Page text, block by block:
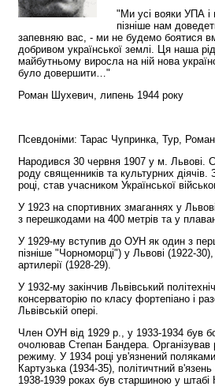
"Ми усі вояки УПА і
пізніше нам
запевняю вас, - ми не будемо боятися
добривом української землі. Ця наша
майбутньому виросла на ній нова
було довершити…"
Роман Шухевич, липень 1944 року
Псевдоніми: Тарас Чупринка, Тур,
Народився 30 червня 1907 у м. Львові.
роду священників та культурних
році, став учасником Української
У 1923 на спортивних змаганнях у
з перешкодами на 400 метрів та у
У 1929-му вступив до ОУН як один з
пізніше "Чорноморці") у Львові (1922-
артилерії (1928-29).
У 1932-му закінчив Львівський
консерваторію по класу фортепіано і
Львівській опері.
Член ОУН від 1929 р., у 1933-1934 був
очолював Степан Бандера. Організував
режиму. У 1934 році ув'язнений
Картузька (1934-35), політичтний
1938-1939 роках був старшиною у штабі